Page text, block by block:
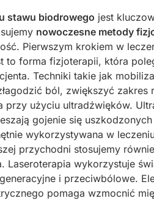
stawu biodrowego jest
nowoczesne metody
Pierwszym krokiem w
to forma fizjoterapii, która
Techniki takie jak
ból, zwiększyć
przy użyciu ultradźwięków.
gojenie się
wykorzystywana w
przychodni stosujemy
Laseroterapia wykorzystuje
i przeciwbólowe.
pomaga wzmocnić